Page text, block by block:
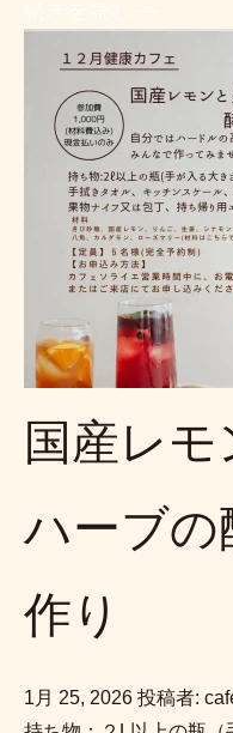
国産レモ
ハーブの
作り
1月 25, 2026 投稿者: